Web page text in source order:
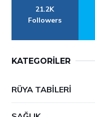
21.2K
Followers
KATEGORILER
RÜYA TABILERI